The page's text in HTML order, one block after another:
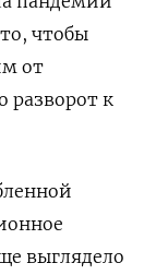
чтобы
от
к
выглядело